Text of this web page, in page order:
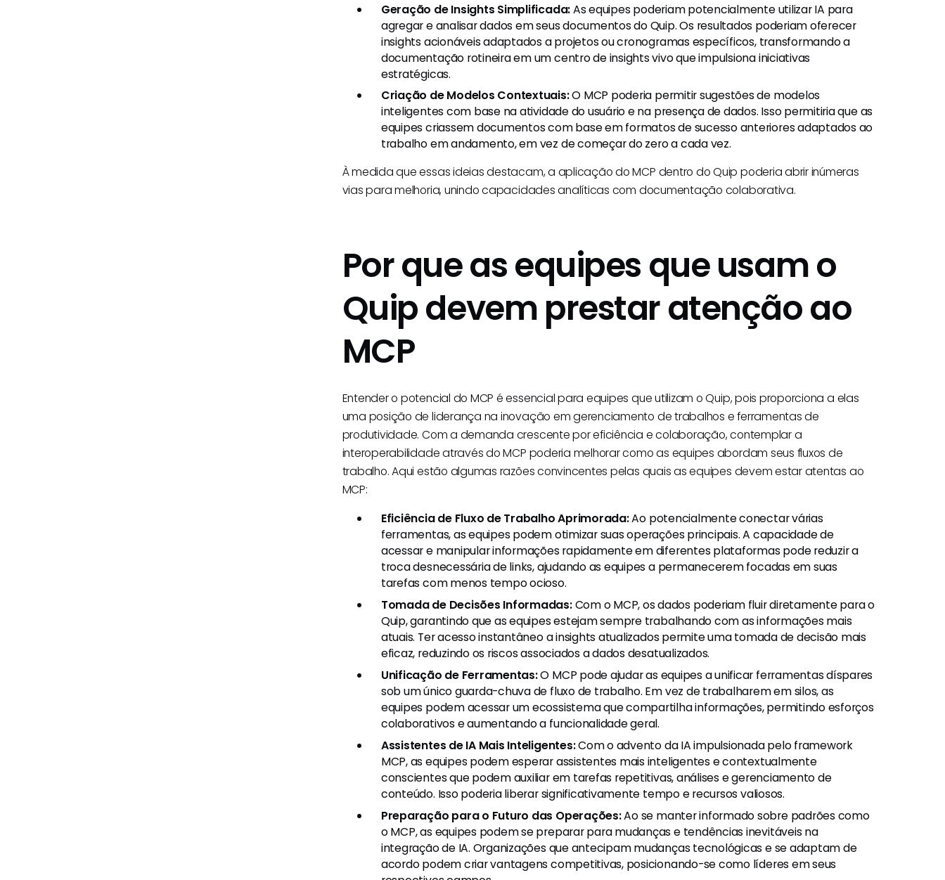
Geração de Insights Simplificada:As equipes poderiam potencialmente utilizar IA para
agregar e analisar dados em seus documentos do Quip. Os resultados poderiam oferecer
insights acionáveis adaptados a projetos ou cronogramas específicos, transformando a
documentação rotineira em um centro de insights vivo que impulsiona iniciativas
estratégicas.
Criação de Modelos Contextuais:O MCP poderia permitir sugestões de modelos
inteligentes com base na atividade do usuário e na presença de dados. Isso permitiria que as
equipes criassem documentos com base em formatos de sucesso anteriores adaptados ao
trabalho em andamento, em vez de começar do zero a cada vez.
À medida que essas ideias destacam, a aplicação do MCP dentro do Quip poderia abrir inúmeras
vias para melhoria, unindo capacidades analíticas com documentação colaborativa.
Por que as equipes que usam o
Quip devem prestar atenção ao
MCP
Entender o potencial do MCP é essencial para equipes que utilizam o Quip, pois proporciona a elas
uma posição de liderança na inovação em gerenciamento de trabalhos e ferramentas de
produtividade. Com a demanda crescente por eficiência e colaboração, contemplar a
interoperabilidade através do MCP poderia melhorar como as equipes abordam seus fluxos de
trabalho. Aqui estão algumas razões convincentes pelas quais as equipes devem estar atentas ao
MCP:
Eficiência de Fluxo de Trabalho Aprimorada:Ao potencialmente conectar várias
ferramentas, as equipes podem otimizar suas operações principais. A capacidade de
acessar e manipular informações rapidamente em diferentes plataformas pode reduzir a
troca desnecessária de links, ajudando as equipes a permanecerem focadas em suas
tarefas com menos tempo ocioso.
Tomada de Decisões Informadas:Com o MCP, os dados poderiam fluir diretamente para o
Quip, garantindo que as equipes estejam sempre trabalhando com as informações mais
atuais. Ter acesso instantâneo a insights atualizados permite uma tomada de decisão mais
eficaz, reduzindo os riscos associados a dados desatualizados.
Unificação de Ferramentas:O MCP pode ajudar as equipes a unificar ferramentas díspares
sob um único guarda-chuva de fluxo de trabalho. Em vez de trabalharem em silos, as
equipes podem acessar um ecossistema que compartilha informações, permitindo esforços
colaborativos e aumentando a funcionalidade geral.
Assistentes de IA Mais Inteligentes:Com o advento da IA impulsionada pelo framework
MCP, as equipes podem esperar assistentes mais inteligentes e contextualmente
conscientes que podem auxiliar em tarefas repetitivas, análises e gerenciamento de
conteúdo. Isso poderia liberar significativamente tempo e recursos valiosos.
Preparação para o Futuro das Operações:Ao se manter informado sobre padrões como
o MCP, as equipes podem se preparar para mudanças e tendências inevitáveis na
integração de IA. Organizações que antecipam mudanças tecnológicas e se adaptam de
acordo podem criar vantagens competitivas, posicionando-se como líderes em seus